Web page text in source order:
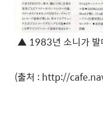
▲ 1983년 소니가 발
(출처 : http://